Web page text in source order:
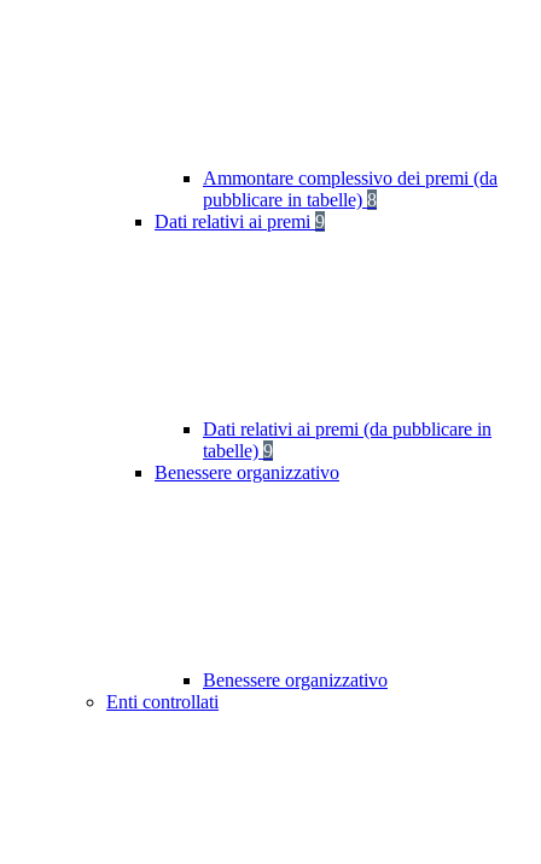
Ammontare complessivo dei premi (da
pubblicare in tabelle) 8
Dati relativi ai premi 9
Dati relativi ai premi (da pubblicare in
tabelle) 9
Benessere organizzativo
Benessere organizzativo
Enti controllati